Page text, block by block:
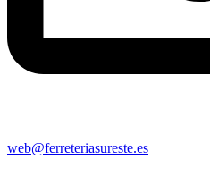
web@ferreteriasureste.es